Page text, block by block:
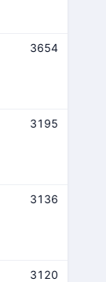
3654
3195
3136
3120